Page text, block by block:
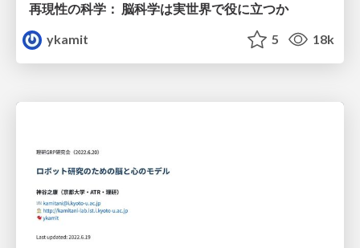
再現性の科学： 脳科学は実世界で役に立つか
ykamit
5 18k